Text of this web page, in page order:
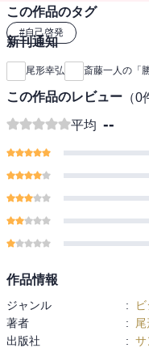
＊目次より
◎白黒ハッキリさせると、
◎「褒める」には４段階あ
◎社長の“決定”を“実行”する
◎本を読まないから時間が
◎実力以上の力を出して成
◎部下にやる気を出させる
◎仕事とは「焚き火」のよ
この作品のタグ
#自己啓発
新刊通知
尾形幸弘 斎藤一人の「
この作品のレビュー （0
平均 --
作品情報
ジャンル :
著者
:
出版社
: サ